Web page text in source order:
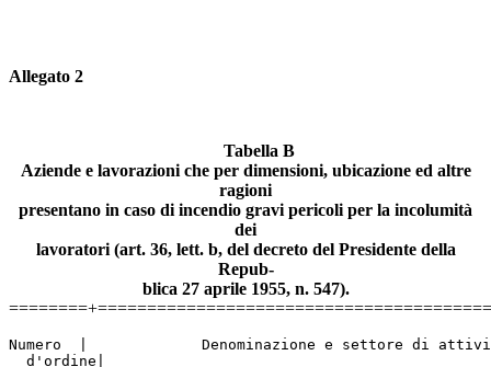
Allegato 2
Tabella B
Aziende e lavorazioni che per dimensioni, ubicazione ed altre
ragioni
presentano in caso di incendio gravi pericoli per la incolumità
dei
lavoratori (art. 36, lett. b, del decreto del Presidente della
Repub-
blica 27 aprile 1955, n. 547).
Numero  |             Denominazione e settore di
  d'ordine|